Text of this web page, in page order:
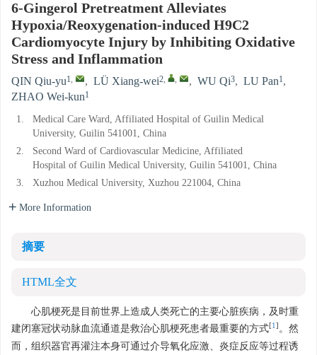
6-Gingerol Pretreatment Alleviates
Hypoxia/Reoxygenation-induced H9C2
Cardiomyocyte Injury by Inhibiting Oxidative
Stress and Inflammation
QIN Qiu-yu1, , LÜ Xiang-wei2, , , WU Qi3, LU Pan1,
ZHAO Wei-kun1
1.
Medical Care Ward, Affiliated Hospital of Guilin Medical
University, Guilin 541001, China
2.
Second Ward of Cardiovascular Medicine, Affiliated
Hospital of Guilin Medical University, Guilin 541001, China
3.
Xuzhou Medical University, Xuzhou 221004, China
More Information
摘要
HTML全文
心肌梗死是目前世界上造成人类死亡的主要心脏疾病，及时重
建闭塞冠状动脉血流通道是救治心肌梗死患者最重要的方式[1] 。然
而，组织器官再灌注本身可通过介导氧化应激、炎症反应等过程诱